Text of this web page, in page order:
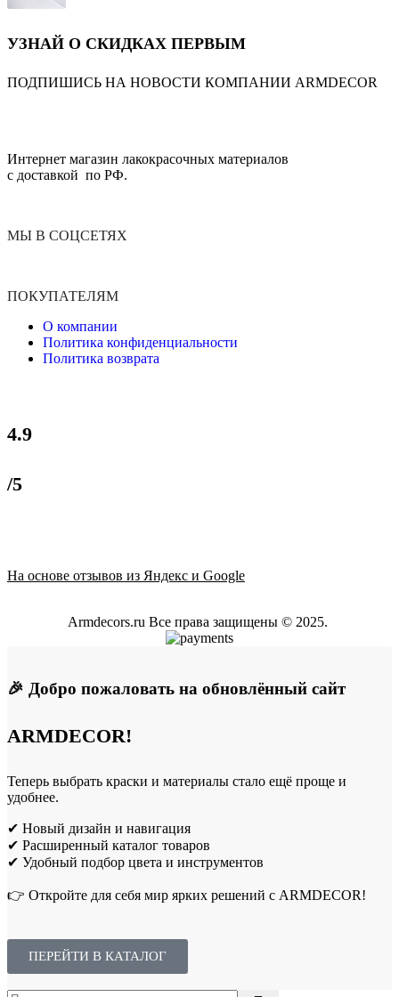
УЗНАЙ О СКИДКАХ ПЕРВЫМ
ПОДПИШИСЬ НА НОВОСТИ КОМПАНИИ ARMDECOR
Интернет магазин лакокрасочных материалов
с доставкой по РФ.
МЫ В СОЦСЕТЯХ
ПОКУПАТЕЛЯМ
О компании
Политика конфиденциальности
Политика возврата
4.9
/5
На основе отзывов из Яндекс и Google
Armdecors.ru Все права защищены © 2025. ​
🎉 Добро пожаловать на обновлённый сайт
ARMDECOR!
Теперь выбрать краски и материалы стало ещё проще и
удобнее.
✔ Новый дизайн и навигация
✔ Расширенный каталог товаров
✔ Удобный подбор цвета и инструментов
👉 Откройте для себя мир ярких решений с ARMDECOR!
ПЕРЕЙТИ В КАТАЛОГ